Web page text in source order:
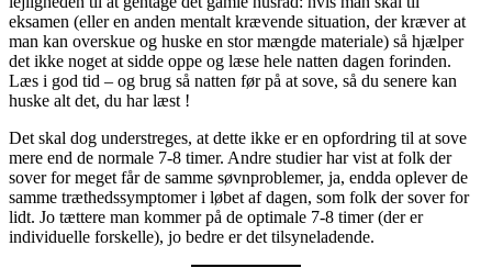
eksamen (eller en anden mentalt krævende situation, der kræver at
man kan overskue og huske en stor mængde materiale) så hjælper
det ikke noget at sidde oppe og læse hele natten dagen forinden.
Læs i god tid – og brug så natten før på at sove, så du senere kan
huske alt det, du har læst !
Det skal dog understreges, at dette ikke er en opfordring til at sove
mere end de normale 7-8 timer. Andre studier har vist at folk der
sover for meget får de samme søvnproblemer, ja, endda oplever de
samme træthedssymptomer i løbet af dagen, som folk der sover for
lidt. Jo tættere man kommer på de optimale 7-8 timer (der er
individuelle forskelle), jo bedre er det tilsyneladende.